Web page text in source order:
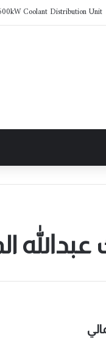
Coolant Distribution Unit